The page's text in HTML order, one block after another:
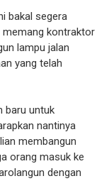
bakal segera
memang kontraktor
lampu jalan
yang telah
baru untuk
nantinya
membangun
orang masuk ke
dengan